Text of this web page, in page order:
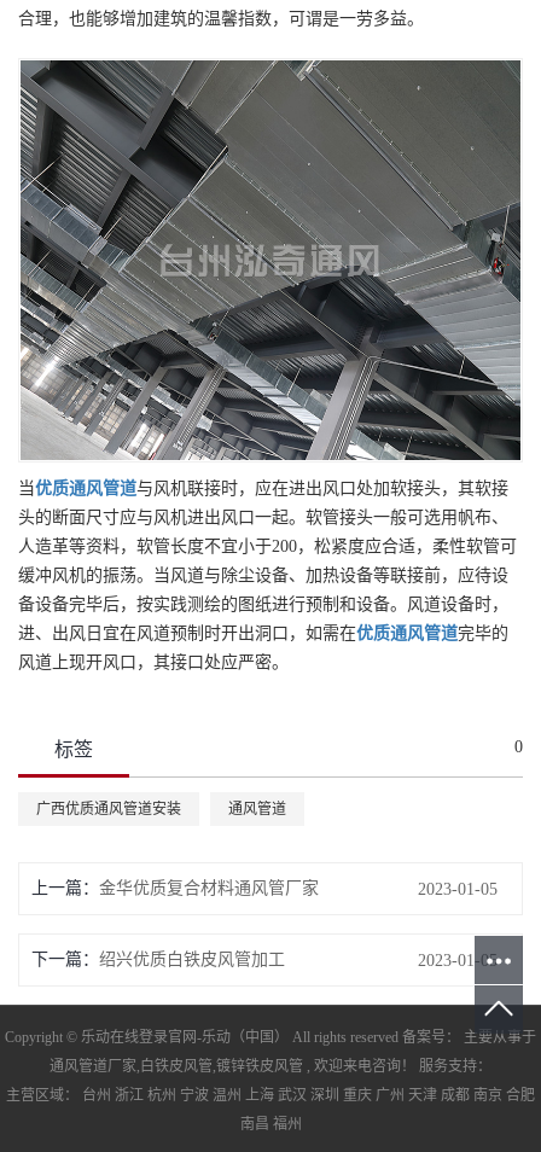
合理，也能够增加建筑的温馨指数，可谓是一劳多益。
当优质通风管道与风机联接时，应在进出风口处加软接头，其软接
头的断面尺寸应与风机进出风口一起。软管接头一般可选用帆布、
人造革等资料，软管长度不宜小于200，松紧度应合适，柔性软管可
缓冲风机的振荡。当风道与除尘设备、加热设备等联接前，应待设
备设备完毕后，按实践测绘的图纸进行预制和设备。风道设备时，
进、出风日宜在风道预制时开出洞口，如需在优质通风管道完毕的
风道上现开风口，其接口处应严密。
标签 0
广西优质通风管道安装 通风管道
上一篇： 金华优质复合材料通风管厂家 2023-01-05
下一篇： 绍兴优质白铁皮风管加工 2023-01-05
Copyright © 乐动在线登录官网-乐动（中国） All rights reserved 备案号： 主要从事于
通风管道厂家,白铁皮风管,镀锌铁皮风管 , 欢迎来电咨询！ 服务支持：
主营区域： 台州 浙江 杭州 宁波 温州 上海 武汉 深圳 重庆 广州 天津 成都 南京 合肥
南昌 福州